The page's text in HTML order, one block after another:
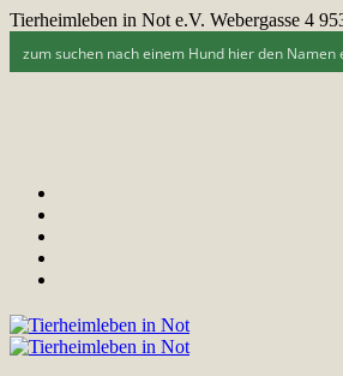
Tierheimleben in Not e.V. Webergasse 4